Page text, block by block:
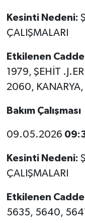
Kesinti Nedeni:
ÇALIŞMALARI
Etkilenen
1979, ŞEHİT
2060,
Bakım Çalışması
09.05.2026
Kesinti Nedeni:
ÇALIŞMALARI
Etkilenen
5635, 5640,